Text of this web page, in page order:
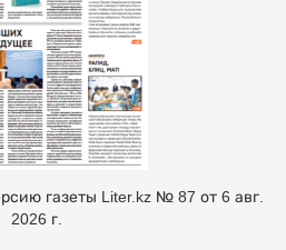
газеты Liter.kz № 87 от 6 авг.
2026 г.